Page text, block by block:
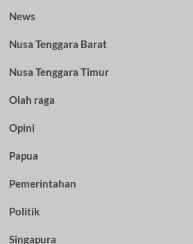
News
Nusa Tenggara Barat
Nusa Tenggara Timur
Olah raga
Opini
Papua
Pemerintahan
Politik
Singapura